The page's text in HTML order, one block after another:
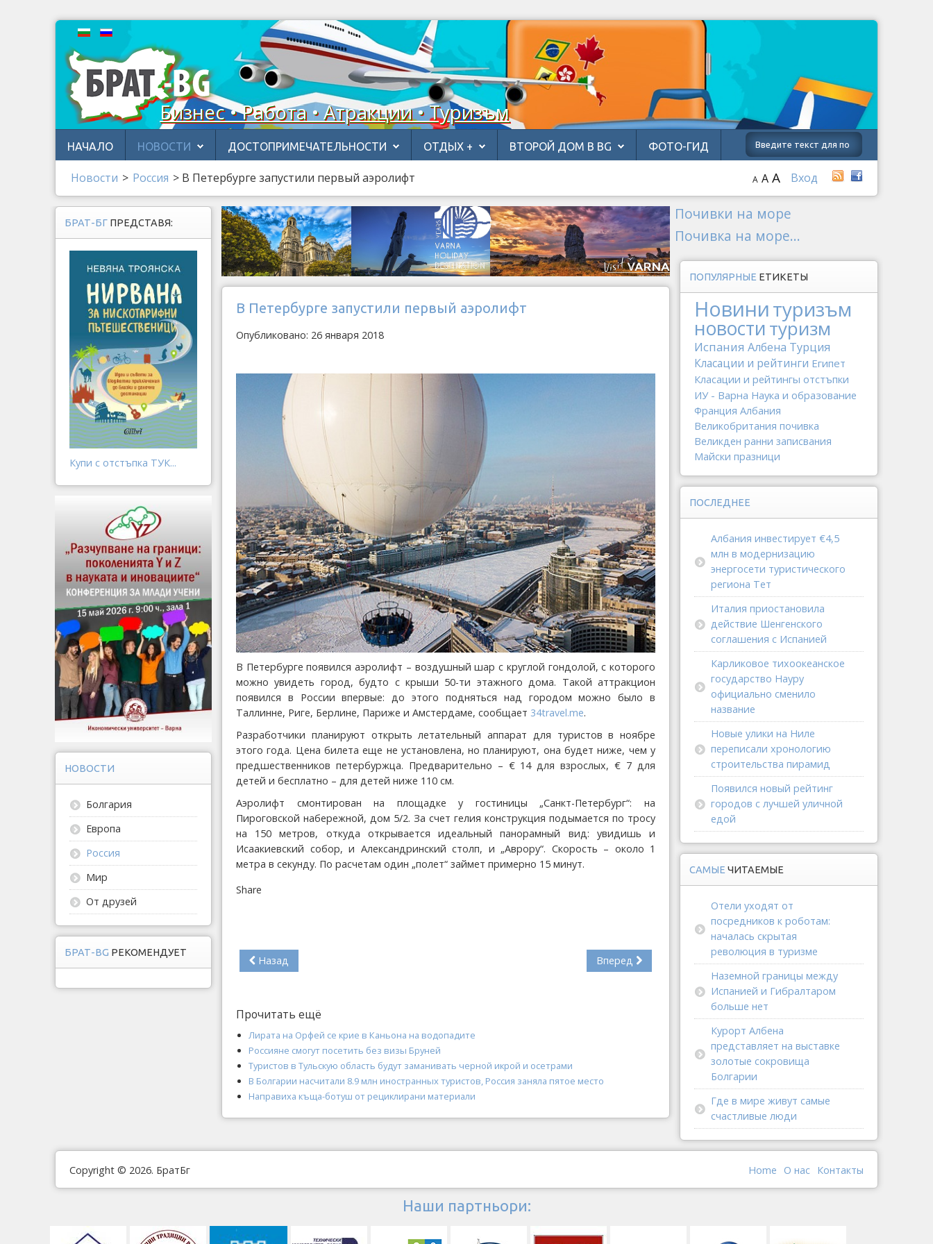
Бизнес • Работа • Атракции • Туризъм
НАЧАЛО НОВОСТИ ДОСТОПРИМЕЧАТЕЛЬНОСТИ ОТДЫХ + ВТОРОЙ ДОМ В BG ФОТО-ГИД
Новости > Россия > В Петербурге запустили первый аэролифт Вход
A A A
В Петербурге запустили первый аэролифт
Опубликовано: 26 января 2018
В Петербурге появился аэролифт – воздушный шар с круглой гондолой, с которого
можно увидеть город, будто с крыши 50-ти этажного дома. Такой аттракцион
появился в России впервые: до этого подняться над городом можно было в
Таллинне, Риге, Берлине, Париже и Амстердаме, сообщает 34travel.me.
Разработчики планируют открыть летательный аппарат для туристов в ноябре
этого года. Цена билета еще не установлена, но планируют, она будет ниже, чем у
предшественников петербуржца. Предварительно – € 14 для взрослых, € 7 для
детей и бесплатно – для детей ниже 110 см.
Аэролифт смонтирован на площадке у гостиницы „Санкт-Петербург“: на
Пироговской набережной, дом 5/2. За счет гелия конструкция подымается по тросу
на 150 метров, откуда открывается идеальный панорамный вид: увидишь и
Исаакиевский собор, и Александринский столп, и „Аврору“. Скорость – около 1
метра в секунду. По расчетам один „полет“ займет примерно 15 минут.
Share
Назад Вперед
Прочитать ещё
Лирата на Орфей се крие в Каньона на водопадите
Россияне смогут посетить без визы Бруней
Туристов в Тульскую область будут заманивать черной икрой и осетрами
В Болгарии насчитали 8.9 млн иностранных туристов, Россия заняла пятое место
Направиха къща-ботуш от рециклирани материали
БРАТ-БГ ПРЕДСТАВЯ:
Купи с отстъпка ТУК...
НОВОСТИ
Болгария
Европа
Россия
Мир
От друзей
БРАТ-BG РЕКОМЕНДУЕТ
Почивки на море
Почивка на море...
ПОПУЛЯРНЫЕ ЕТИКЕТЫ
Новинитуризъм
новоституризм
Испания Албена Турция
Класации и рейтинги Египет
Класации и рейтингы отстъпки
ИУ - Варна Наука и образование
Франция Албания
Великобритания почивка
Великден ранни записвания
Майски празници
ПОСЛЕДНЕЕ
Албания инвестирует €4,5
млн в модернизацию
энергосети туристического
региона Тет
Италия приостановила
действие Шенгенского
соглашения с Испанией
Карликовое тихоокеанское
государство Науру
официально сменило
название
Новые улики на Ниле
переписали хронологию
строительства пирамид
Появился новый рейтинг
городов с лучшей уличной
едой
САМЫЕ ЧИТАЕМЫЕ
Отели уходят от
посредников к роботам:
началась скрытая
революция в туризме
Наземной границы между
Испанией и Гибралтаром
больше нет
Курорт Албена
представляет на выставке
золотые сокровища
Болгарии
Где в мире живут самые
счастливые люди
Copyright © 2026. БратБг Контакты
О наc
Home
Наши партньори: